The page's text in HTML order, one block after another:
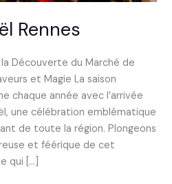
Rennes
Découverte du Marché de
et Magie La saison
chaque année avec l’arrivée
une célébration emblématique
de toute la région. Plongeons
et féérique de cet
qui […]